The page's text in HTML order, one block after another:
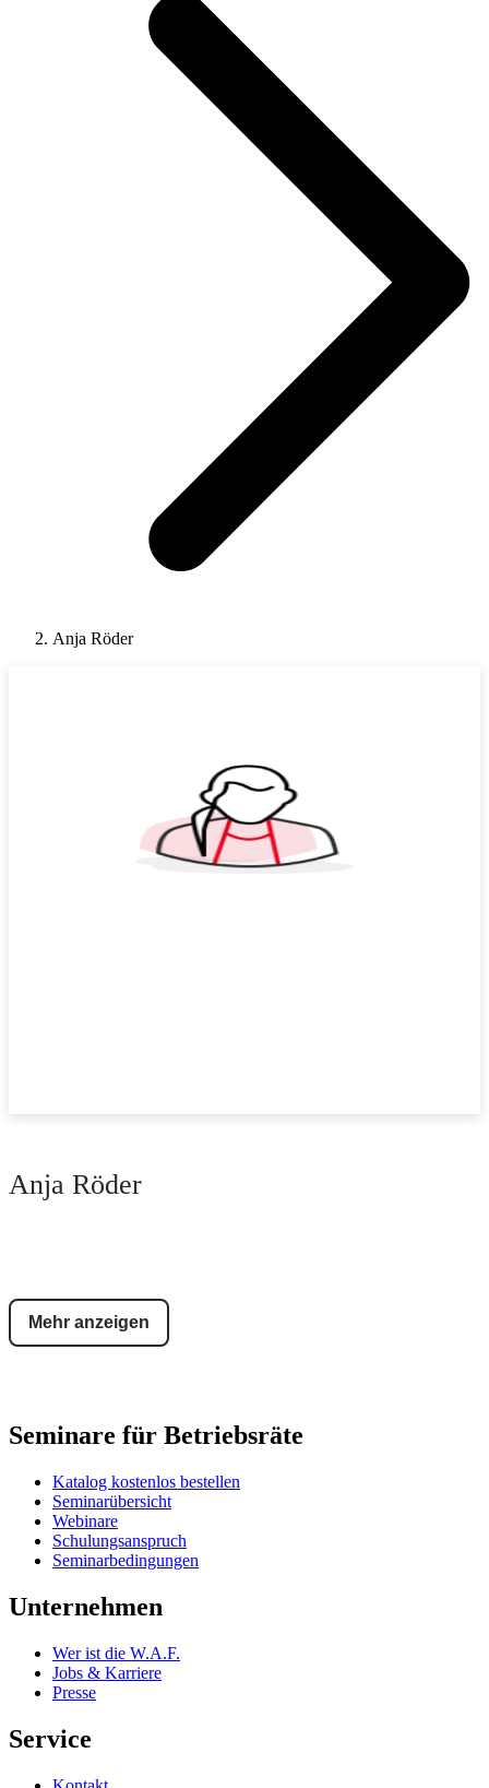
Anja Röder
Anja Röder
Mehr anzeigen
Seminare für Betriebsräte
Katalog kostenlos bestellen
Seminarübersicht
Webinare
Schulungsanspruch
Seminarbedingungen
Unternehmen
Wer ist die W.A.F.
Jobs & Karriere
Presse
Service